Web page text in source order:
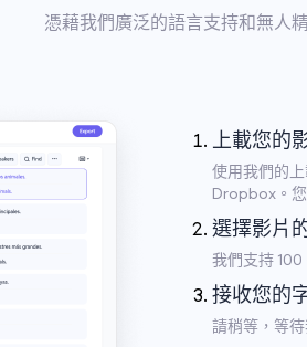
憑藉我們廣泛的語言支持和無人
上載您的
使用我們的
Dropbox。
選擇影片
我們支持 100
接收您的
請稍等，等